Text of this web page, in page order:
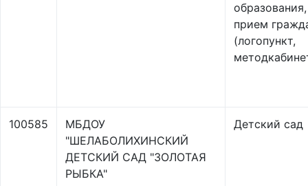
прием
(логопункт,
100585
МБДОУ
"ШЕЛАБОЛИХИНСКИЙ
ДЕТСКИЙ САД "ЗОЛОТАЯ
РЫБКА"
Детский сад